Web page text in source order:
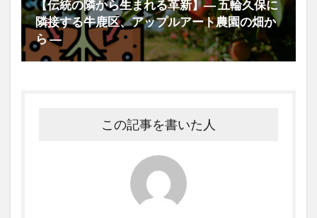
【伝統の隣から生まれる革新】― 五輪久保に
隣接する牛鹿区、アップルアート農園の畑か
ら ―
この記事を書いた人